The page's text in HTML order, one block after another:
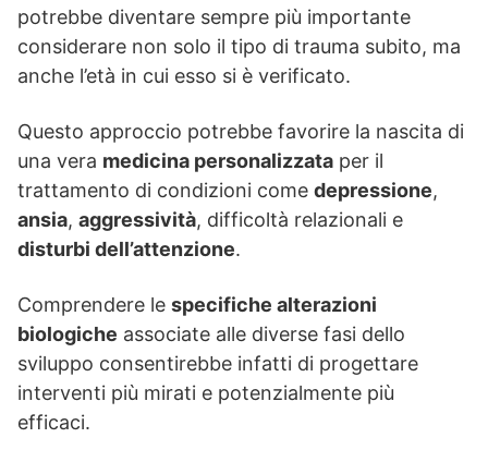
potrebbe diventare sempre più importante
considerare non solo il tipo di trauma subito, ma
anche l’età in cui esso si è verificato.
Questo approccio potrebbe favorire la nascita di
una vera medicina personalizzata per il
trattamento di condizioni come depressione,
ansia, aggressività, difficoltà relazionali e
disturbi dell’attenzione.
Comprendere le specifiche alterazioni
biologiche associate alle diverse fasi dello
sviluppo consentirebbe infatti di progettare
interventi più mirati e potenzialmente più
efficaci.